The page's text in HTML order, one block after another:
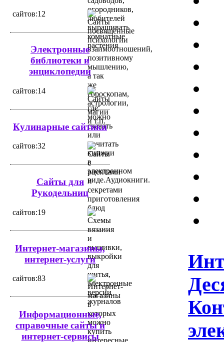
cайтов:12
Электронные
библиотеки и
энциклопедии
cайтов:14
Кулинарные сайтики
cайтов:32
Сайты для
Рукодельниц
cайтов:19
Интернет-магазины,
интернет-услуги
cайтов:83
Информационные,
справочные сайты и
интернет-сервисы